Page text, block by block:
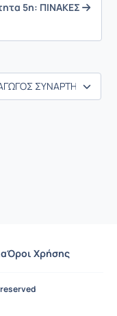
5η: ΠΙΝΑΚΕΣ
Όροι Χρήσης